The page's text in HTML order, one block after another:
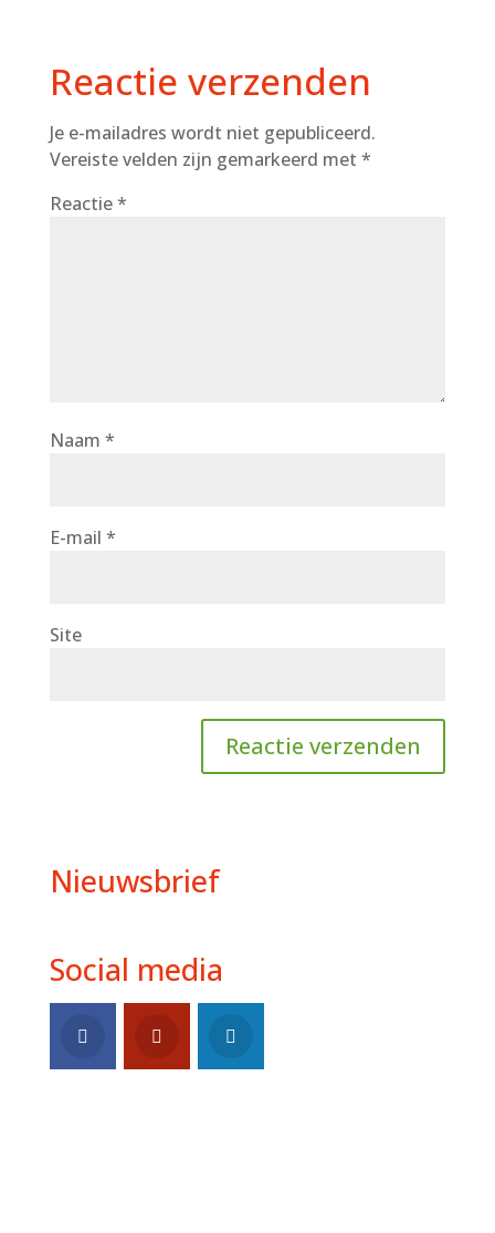
Reactie verzenden
Je e-mailadres wordt niet gepubliceerd.
Vereiste velden zijn gemarkeerd met *
Reactie*
Naam *
E-mail *
Site
Nieuwsbrief
Social media